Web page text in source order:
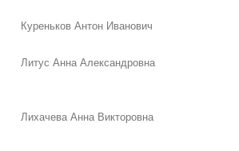
Куреньков Антон Иванович
Литус Анна Александровна
Лихачева Анна Викторовна